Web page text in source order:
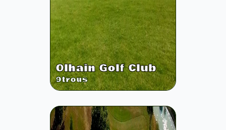
Olhain Golf Club
9trous